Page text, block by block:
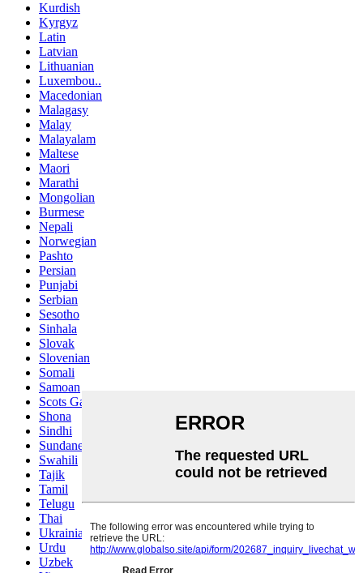
Kurdish
Kyrgyz
Latin
Latvian
Lithuanian
Luxembou..
Macedonian
Malagasy
Malay
Malayalam
Maltese
Maori
Marathi
Mongolian
Burmese
Nepali
Norwegian
Pashto
Persian
Punjabi
Serbian
Sesotho
Sinhala
Slovak
Slovenian
Somali
Samoan
Scots Gaelic
Shona
Sindhi
Sundanese
Swahili
Tajik
Tamil
Telugu
Thai
Ukrainian
Urdu
Uzbek